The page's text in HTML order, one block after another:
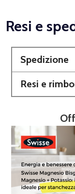
Resi e
Spedizione
Resi e